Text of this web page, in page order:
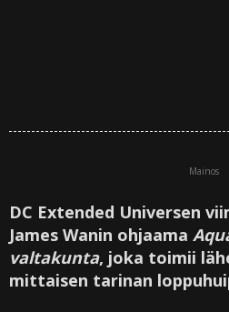
Mainos
DC Extended Universen
James Wanin ohjaama
valtakunta, joka toimii
mittaisen tarinan